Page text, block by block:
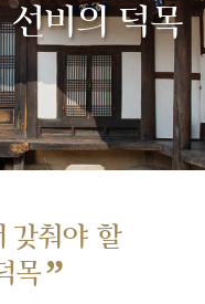
선비의 덕목
갖춰야 할
목”